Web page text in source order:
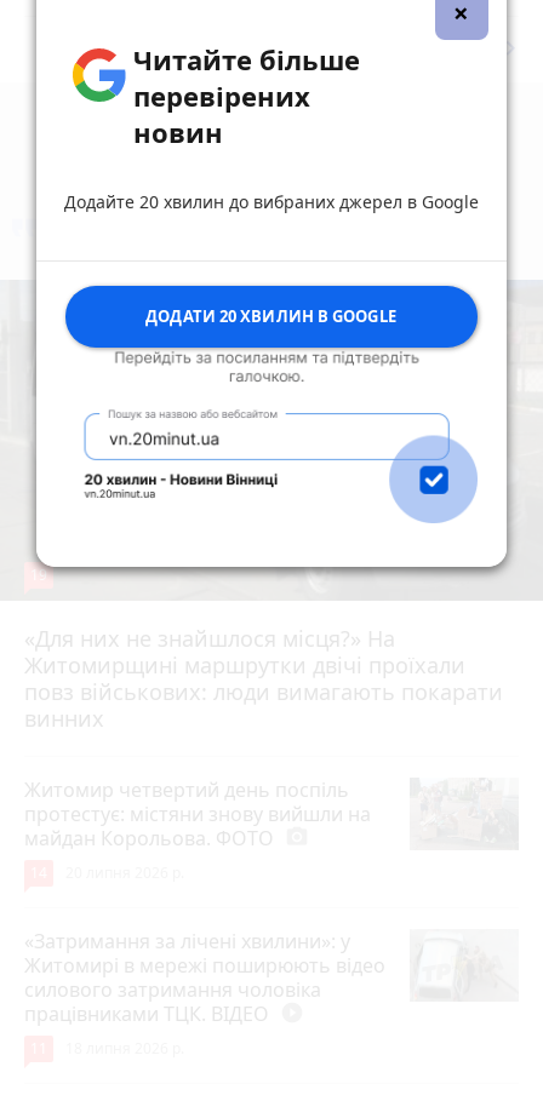
Дивитись ще
«Для них не знайшлося місця?» На
Житомирщині маршрутки двічі проїхали
повз військових: люди вимагають покарати
винних
19
17 липня 2026 р.
Житомир четвертий день поспіль
протестує: містяни знову вийшли на
майдан Корольова. ФОТО
«Затримання за лічені хвилини»: у
Житомирі в мережі поширюють відео
силового затримання чоловіка
працівниками ТЦК. ВІДЕО
×
Читайте більше
перевірених
новин
Додайте 20 хвилин до вибраних джерел в Google
ДОДАТИ 20 ХВИЛИН В GOOGLE